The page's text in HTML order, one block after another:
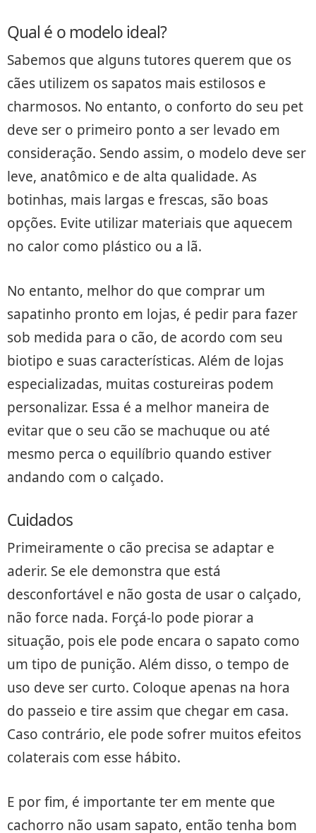
Qual é o modelo ideal?
Sabemos que alguns tutores querem que os
cães utilizem os sapatos mais estilosos e
charmosos. No entanto, o conforto do seu pet
deve ser o primeiro ponto a ser levado em
consideração. Sendo assim, o modelo deve ser
leve, anatômico e de alta qualidade. As
botinhas, mais largas e frescas, são boas
opções. Evite utilizar materiais que aquecem
no calor como plástico ou a lã.
No entanto, melhor do que comprar um
sapatinho pronto em lojas, é pedir para fazer
sob medida para o cão, de acordo com seu
biotipo e suas características. Além de lojas
especializadas, muitas costureiras podem
personalizar. Essa é a melhor maneira de
evitar que o seu cão se machuque ou até
mesmo perca o equilíbrio quando estiver
andando com o calçado.
Cuidados
Primeiramente o cão precisa se adaptar e
aderir. Se ele demonstra que está
desconfortável e não gosta de usar o calçado,
não force nada. Forçá-lo pode piorar a
situação, pois ele pode encara o sapato como
um tipo de punição. Além disso, o tempo de
uso deve ser curto. Coloque apenas na hora
do passeio e tire assim que chegar em casa.
Caso contrário, ele pode sofrer muitos efeitos
colaterais com esse hábito.
E por fim, é importante ter em mente que
cachorro não usam sapato, então tenha bom